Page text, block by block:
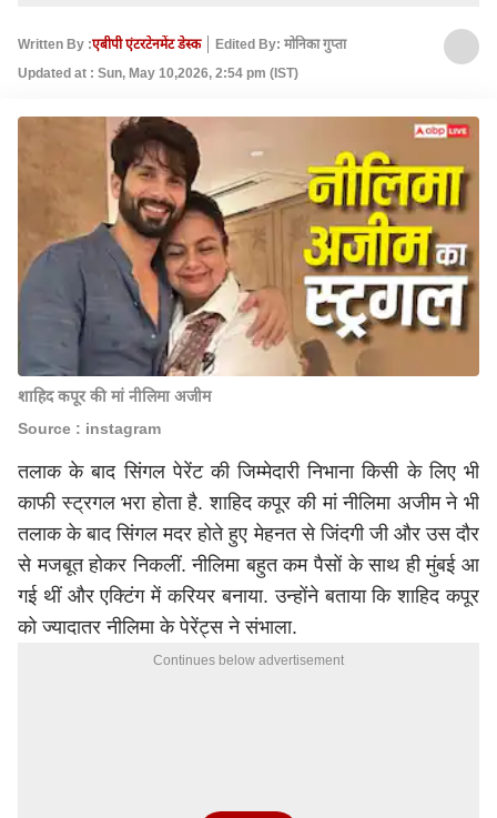
Written By :एबीपी एंटरटेनमेंट डेस्क
Edited By: मोनिका गुप्ता
Updated at : Sun, May 10,2026, 2:54 pm (IST)
शाहिद कपूर की मां नीलिमा अजीम
Source : instagram
तलाक के बाद सिंगल पेरेंट की जिम्मेदारी निभाना किसी के लिए भी
काफी स्ट्रगल भरा होता है. शाहिद कपूर की मां नीलिमा अजीम ने भी
तलाक के बाद सिंगल मदर होते हुए मेहनत से जिंदगी जी और उस दौर
से मजबूत होकर निकलीं. नीलिमा बहुत कम पैसों के साथ ही मुंबई आ
गई थीं और एक्टिंग में करियर बनाया. उन्होंने बताया कि शाहिद कपूर
को ज्यादातर नीलिमा के पेरेंट्स ने संभाला.
Continues below advertisement